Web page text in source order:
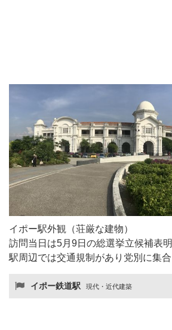
イポー駅外観（荘厳な建物）
訪問当日は5月9日の総選挙立候補表明
駅周辺では交通規制があり党別に集合
イポー鉄道駅 現代・近代建築